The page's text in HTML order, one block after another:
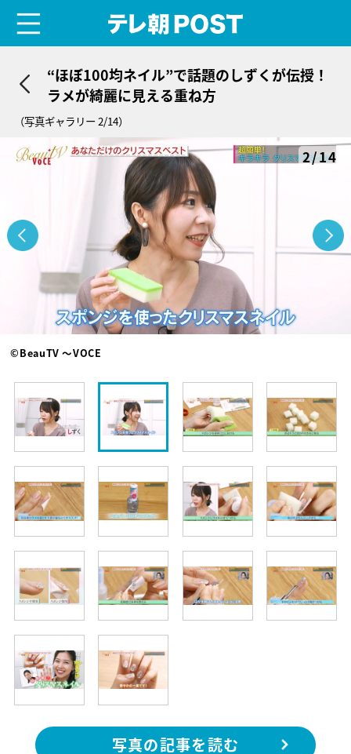
“ほぼ100均ネイル”で話題のしずくが伝授！
ラメが綺麗に見える重ね方
（写真ギャラリー 2/14）
2/14
©BeauTV ～VOCE
写真の記事を読む